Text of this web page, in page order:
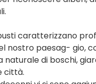
caratterizzano
nostro paesag- gio,
naturale di boschi,
città.